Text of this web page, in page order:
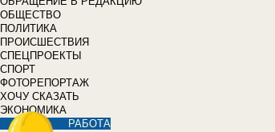
ОБЩЕСТВО
ПОЛИТИКА
ПРОИСШЕСТВИЯ
СПЕЦПРОЕКТЫ
СПОРТ
ФОТОРЕПОРТАЖ
ХОЧУ СКАЗАТЬ
ЭКОНОМИКА
РАБОТА